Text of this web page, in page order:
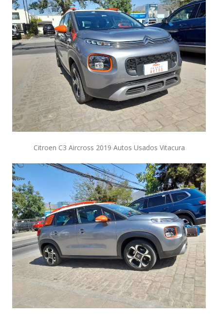
Citroen C3 Aircross 2019 Autos Usados Vitacura